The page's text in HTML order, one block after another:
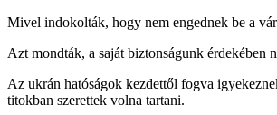
Mivel indokolták, hogy nem engednek be a
Azt mondták, a saját biztonságunk érdekében
Az ukrán hatóságok kezdettől fogva
titokban szerettek volna tartani.